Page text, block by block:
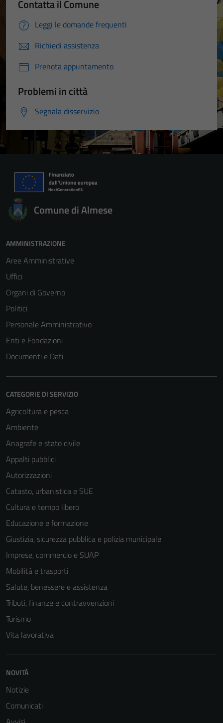
Contatta il Comune
Leggi le domande frequenti
Richiedi assistenza
Prenota appuntamento
Problemi in città
Segnala disservizio
Comune di Almese
AMMINISTRAZIONE
Aree Amministrative
Uffici
Organi di Governo
Politici
Personale Amministrativo
Enti e Fondazioni
Documenti e Dati
CATEGORIE DI SERVIZIO
Agricoltura e pesca
Ambiente
Anagrafe e stato civile
Appalti pubblici
Autorizzazioni
Catasto, urbanistica e SUE
Cultura e tempo libero
Educazione e formazione
Giustizia, sicurezza pubblica e polizia municipale
Imprese, commercio e SUAP
Mobilità e trasporti
Salute, benessere e assistenza
Tributi, finanze e contravvenzioni
Turismo
Vita lavorativa
NOVITÀ
Notizie
Comunicati